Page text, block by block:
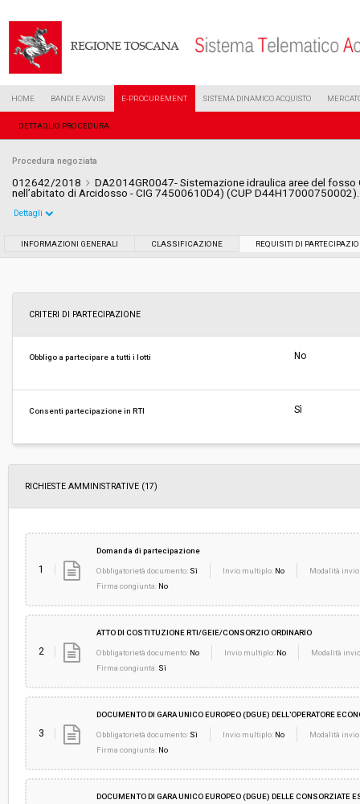
HOME BANDI E AVVISI E-PROCUREMENT SISTEMA DINAMICO ACQUISTO
DETTAGLIO PROCEDURA
Procedura negoziata
012642/2018
DA2014GR0047- Sistemazione idraulica aree del fosso
nell’abitato di Arcidosso - CIG 74500610D4) (CUP
Data pubblicazione:
Svolgimento:
Dettagli
INFORMAZIONI GENERALI CLASSIFICAZIONE REQUISITI DI
CRITERI DI PARTECIPAZIONE
Obbligo a partecipare a tutti i lotti No
Consenti partecipazione in RTI Sì
RICHIESTE AMMINISTRATIVE (17)
1
Domanda di partecipazione
Obbligatorietà documento: Sì Invio multiplo: No
Modalità
Firma congiunta: No
2
ATTO DI COSTITUZIONE RTI/GEIE/CONSORZIO ORDINARIO
Obbligatorietà documento: No Invio multiplo: No
Modalità
Firma congiunta: Sì
3
DOCUMENTO DI GARA UNICO EUROPEO (DGUE) DELL'OPERATORE
Obbligatorietà documento: Sì Invio multiplo: No
Modalità
Firma congiunta: No
DOCUMENTO DI GARA UNICO EUROPEO (DGUE) DELLE